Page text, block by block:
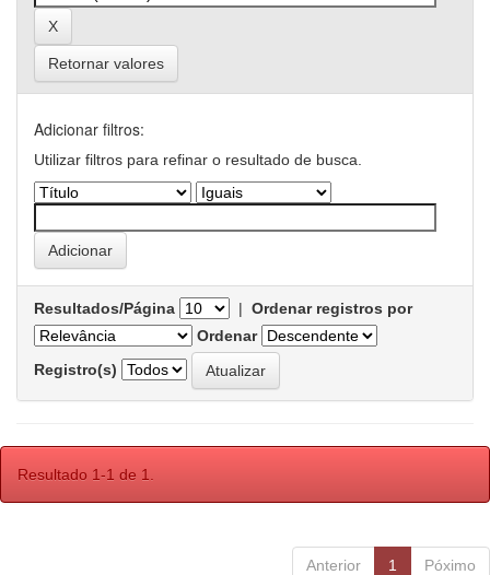
Retornar valores
Adicionar filtros:
Utilizar filtros para refinar o resultado de busca.
Resultados/Página | Ordenar registros por
Ordenar
Registro(s)
Resultado 1-1 de 1.
Anterior 1 Póximo